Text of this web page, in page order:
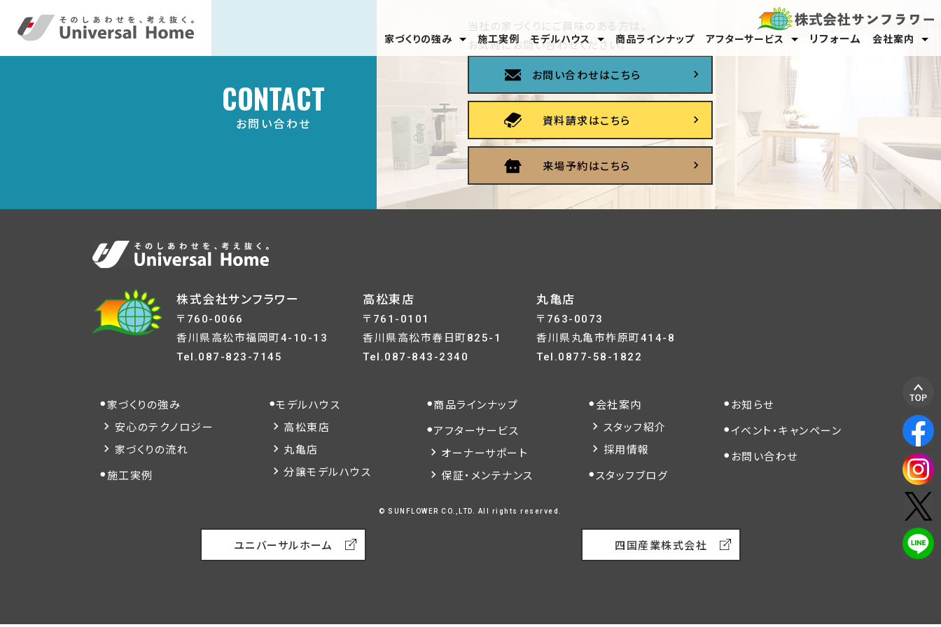
家づくりの強み
安心のテクノロジー
家づくりの流れ
施工実例 モデルハウス
高松東店
丸亀店
分譲モデルハウス
商品ラインナップ アフターサービス
オーナーサポート
保証・メンテナンス
リフォーム 会社案内
スタッフ紹介
採用情報
CONTACT
お問い合わせ
当社の家づくりにご興味のある方は、
お気軽にお問い合わせください。
お問い合わせはこちら
資料請求はこちら
来場予約はこちら
株式会社サンフラワー
〒760-0066
香川県高松市福岡町4-10-13
Tel.087-823-7145
高松東店
〒761-0101
香川県高松市春日町825-1
Tel.087-843-2340
丸亀店
〒763-0073
香川県丸亀市柞原町414-8
Tel.0877-58-1822
家づくりの強み
安心のテクノロジー
家づくりの流れ
施工実例
モデルハウス
高松東店
丸亀店
分譲モデルハウス
商品ラインナップ
アフターサービス
オーナーサポート
保証・メンテナンス
会社案内
スタッフ紹介
採用情報
スタッフブログ
お知らせ
イベント・キャンペーン
お問い合わせ
© SUNFLOWER CO.,LTD. All rights reserved.
ユニバーサルホーム 四国産業株式会社